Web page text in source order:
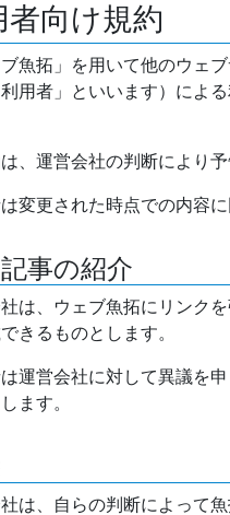
者向け規約
ブ魚拓」を用いて他のウェ
用者」といいます）によ
、運営会社の判断により
変更された時点での内容
事の紹介
は、ウェブ魚拓にリンク
きるものとします。
運営会社に対して異議を
ます。
は、自らの判断によって